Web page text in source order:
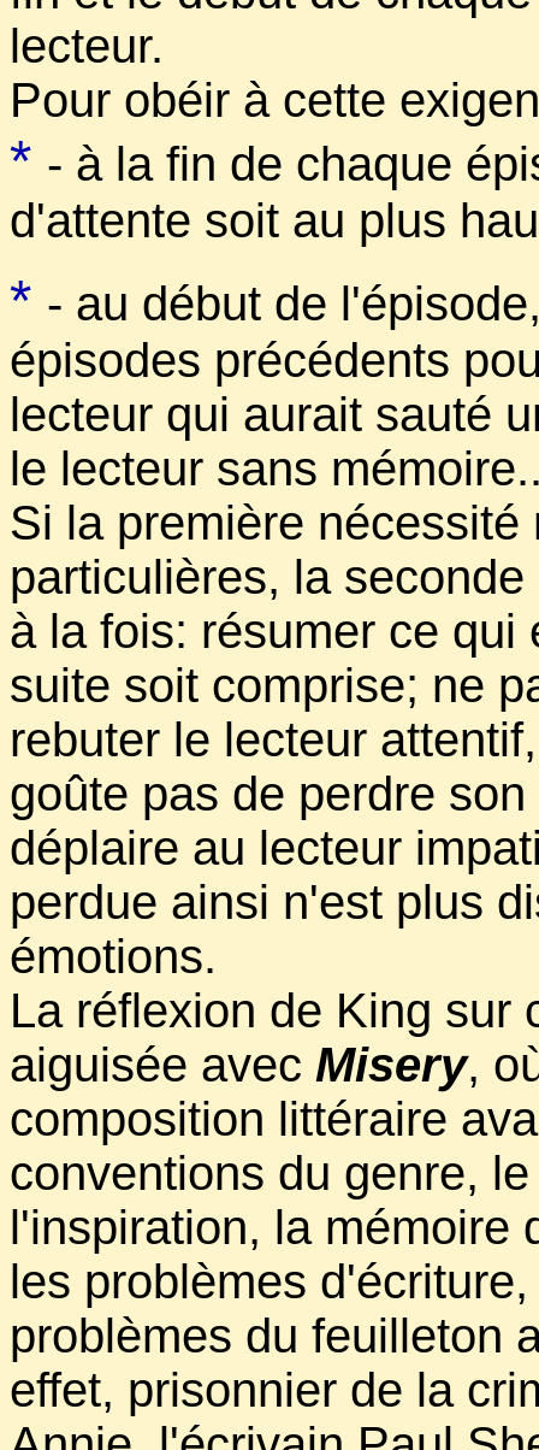
lecteur.
Pour obéir à cette
* - à la fin de chaque
d'attente soit au plus
* - au début de
épisodes précédents
lecteur qui aurait sauté
le lecteur sans
Si la première
particulières, la
à la fois: résumer ce qui
suite soit comprise; ne
rebuter le lecteur
goûte pas de perdre
déplaire au lecteur
perdue ainsi n'est plus
émotions.
La réflexion de King sur
aiguisée avec Misery,
composition littéraire
conventions du genre,
l'inspiration, la mémoire
les problèmes
problèmes du feuilleton
effet, prisonnier de la